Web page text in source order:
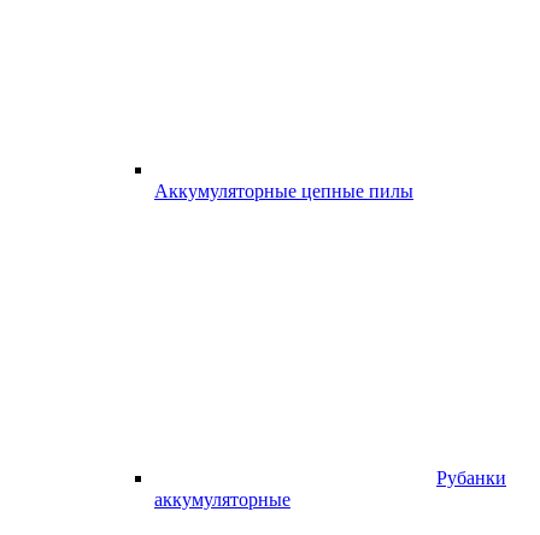
Аккумуляторные цепные пилы
Рубанки
аккумуляторные